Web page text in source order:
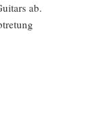
ab.